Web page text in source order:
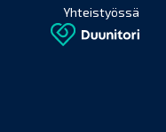
Yhteistyössä